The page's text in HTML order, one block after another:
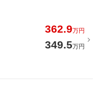
362.9万円
349.5万円